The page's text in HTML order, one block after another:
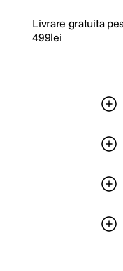
Livrare gratuita
499lei